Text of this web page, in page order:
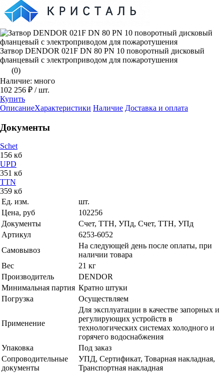
Затвор DENDOR 021F DN 80 PN 10 поворотный дисковый
фланцевый с электроприводом для пожаротушения
(0)
Наличие: много
102 256 ₽ / шт.
Купить
ОписаниеХарактеристики Наличие Доставка и оплата
Документы
Schet
156 кб
UPD
351 кб
TTN
359 кб
Ед. изм.
шт.
Цена, руб
102256
Документы
Счет, ТТН, УПд, Счет, ТТН, УПд
Артикул
6253-6052
Самовывоз
На следующей день после оплаты, при
наличии товара
Вес
21 кг
Производитель
DENDOR
Минимальная партия Кратно штуки
Погрузка
Осуществляем
Применение
Для эксплуатации в качестве запорных и
регулирующих устройств в
технологических системах холодного и
горячего водоснабжения
Упаковка
Под заказ
Сопроводительные
документы
УПД, Сертификат, Товарная накладная,
Транспортная накладная